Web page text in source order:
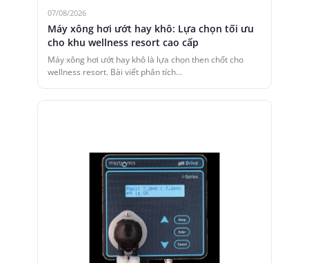
07/08/2026
Máy xông hơi ướt hay khô: Lựa chọn tối ưu
cho khu wellness resort cao cấp
Máy xông hơi ướt hay khô là lựa chọn then chốt cho
wellness resort. Bài viết phân tích…